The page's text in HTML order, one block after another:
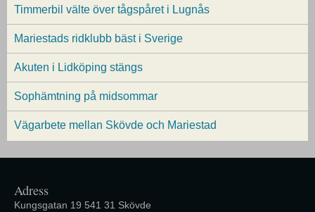
Timmerbil välte över tågspåret i Lugnås
Mariestads ridklubb bäst i Sverige
Akuten i Lidköping stängs
Sophämtning på midsommar
Vägarbete mellan Skövde och Mariestad
Adress
Kungsgatan 19 541 31 Skövde